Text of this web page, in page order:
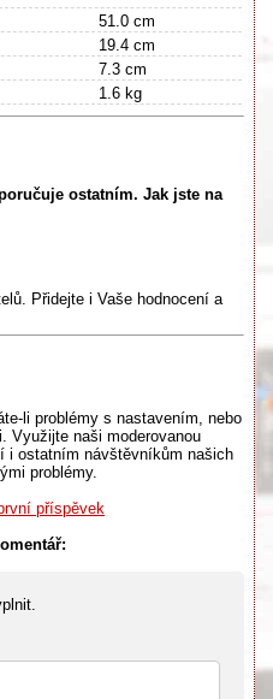
51.0 cm
19.4 cm
7.3 cm
1.6 kg
ostatním. Jak jste na
Přidejte i Vaše hodnocení a
li problémy s nastavením, nebo
Využijte naši moderovanou
i ostatním návštěvníkům našich
problémy.
příspěvek